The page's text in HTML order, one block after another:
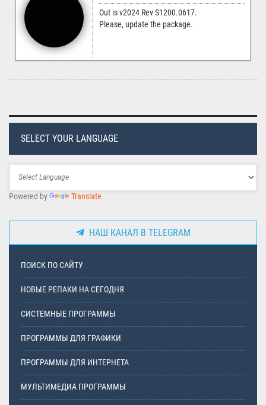
Out is v2024 Rev S1200.0617.
Please, update the package.
SELECT YOUR LANGUAGE
Powered by Translate
НАШ КАНАЛ В TELEGRAM
ПОИСК ПО САЙТУ
НОВЫЕ РЕПАКИ НА СЕГОДНЯ
СИСТЕМНЫЕ ПРОГРАММЫ
ПРОГРАММЫ ДЛЯ ГРАФИКИ
ПРОГРАММЫ ДЛЯ ИНТЕРНЕТА
МУЛЬТИМЕДИА ПРОГРАММЫ